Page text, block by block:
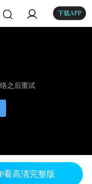
下载APP
之后重试
看高清完整版